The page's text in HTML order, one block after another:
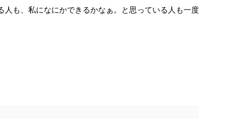
人も、私になにかできるかなぁ。と思っている人も一度